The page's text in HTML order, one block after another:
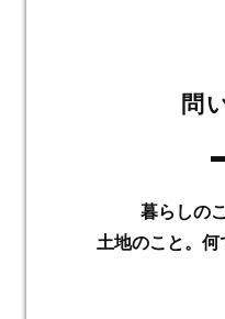
問
暮らしの
土地のこと。何